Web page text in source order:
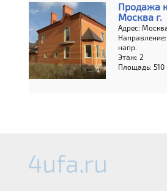
Продажа
Москва г.
Адрес:
напр.
Этаж: 2
Площадь: 510